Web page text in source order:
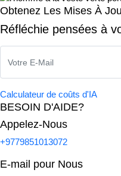
Obtenez Les Mises À
Réfléchie pensées à
Calculateur de coûts d'IA
BESOIN D'AIDE?
Appelez-Nous
+9779851013072
E-mail pour Nous